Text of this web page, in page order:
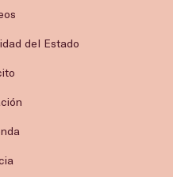
del Estado